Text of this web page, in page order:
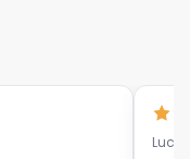
Luc